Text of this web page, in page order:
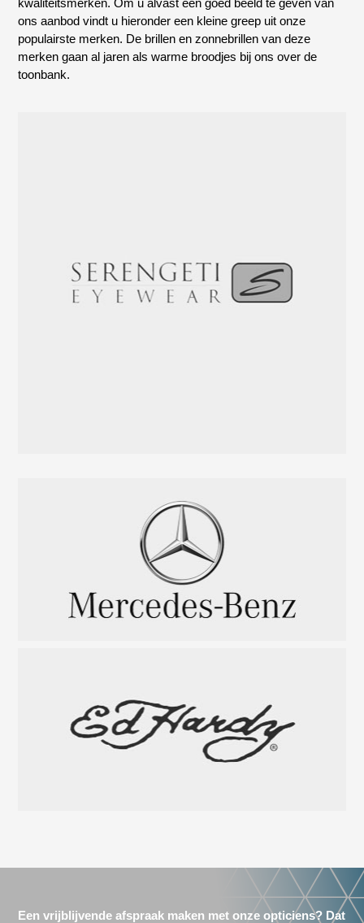
Een vrijblijvende afspraak maken met onze opticiens? Dat
ons aanbod vindt u hieronder een kleine greep uit onze
populairste merken. De brillen en zonnebrillen van deze
merken gaan al jaren als warme broodjes bij ons over de
toonbank.